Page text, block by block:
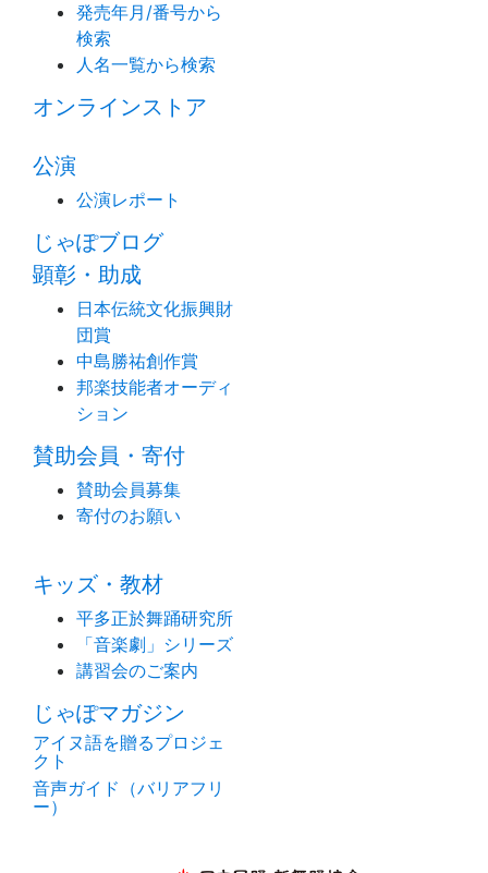
発売年月/番号から
検索
人名一覧から検索
オンラインストア
公演
公演レポート
じゃぽブログ
顕彰・助成
日本伝統文化振興財
団賞
中島勝祐創作賞
邦楽技能者オーディ
ション
賛助会員・寄付
賛助会員募集
寄付のお願い
キッズ・教材
平多正於舞踊研究所
「音楽劇」シリーズ
講習会のご案内
じゃぽマガジン
アイヌ語を贈るプロジェ
クト
音声ガイド（バリアフリ
ー）